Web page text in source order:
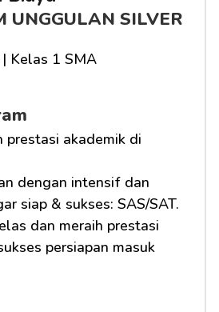
UNGGULAN SILVER
Kelas 1 SMA
prestasi akademik di
dengan intensif dan
siap & sukses: SAS/SAT.
dan meraih prestasi
persiapan masuk